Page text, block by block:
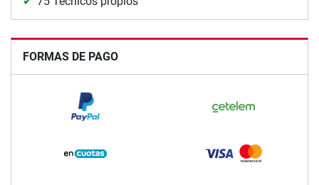
FORMAS DE PAGO